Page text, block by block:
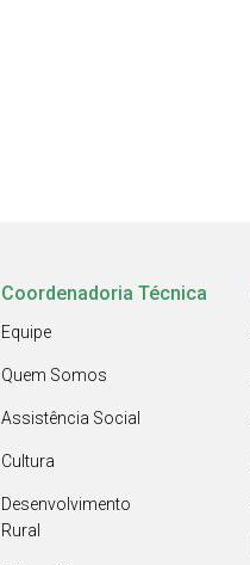
Coordenadoria Técnica
Equipe
Quem Somos
Assistência Social
Cultura
Desenvolvimento
Rural